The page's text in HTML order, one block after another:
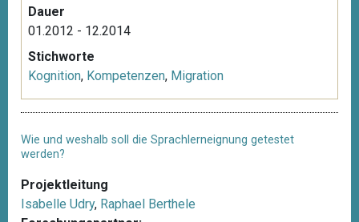
Dauer
01.2012 - 12.2014
Stichworte
Kognition, Kompetenzen, Migration
Wie und weshalb soll die Sprachlerneignung getestet
werden?
Projektleitung
Isabelle Udry, Raphael Berthele